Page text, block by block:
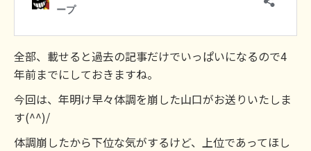
全部、載せると過去の記事だけでいっぱいになるので4
年前までにしておきますね。
今回は、年明け早々体調を崩した山口がお送りいたしま
す(^^)/
体調崩したから下位な気がするけど、上位であってほし